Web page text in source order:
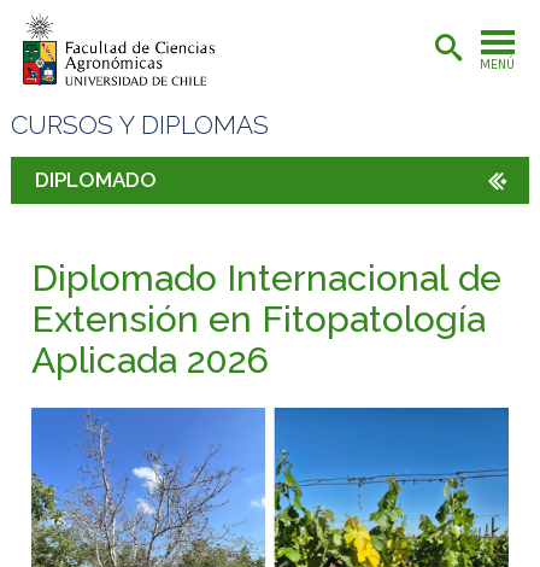
MENÚ
CURSOS Y DIPLOMAS
DIPLOMADO
Diplomado Internacional de
Extensión en Fitopatología
Aplicada 2026